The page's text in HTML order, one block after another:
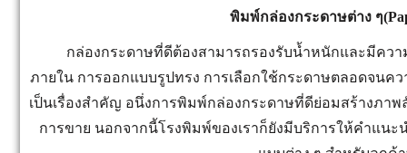
พิมพ์กล่องกระดาษต่าง ๆ
กล่องกระดาษที่ดีต้องสามารถรองรับน้ำหนักและมีคว
ภายใน การออกแบบรูปทรง การเลือกใช้กระดาษตลอดจน
เป็นเรื่องสำคัญ อนึ่งการพิมพ์กล่องกระดาษที่ดีย่อมสร้างภา
การขาย นอกจากนี้โรงพิมพ์ของเราก็ยังมีบริการให้คำแน